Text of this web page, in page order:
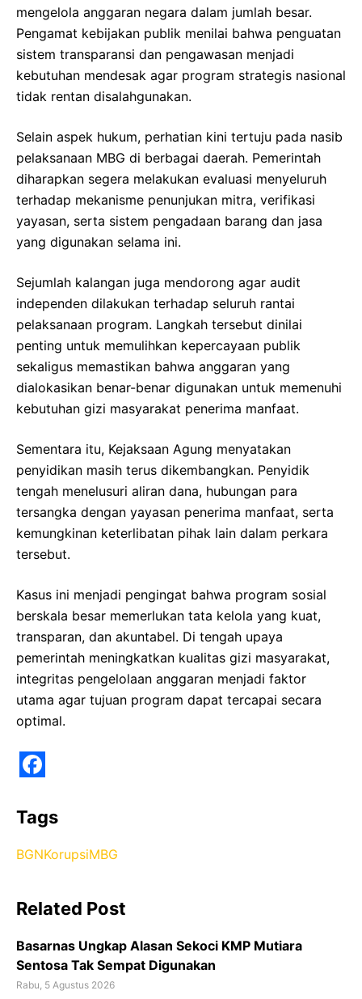
mengelola anggaran negara dalam jumlah besar.
Pengamat kebijakan publik menilai bahwa penguatan
sistem transparansi dan pengawasan menjadi
kebutuhan mendesak agar program strategis nasional
tidak rentan disalahgunakan.
Selain aspek hukum, perhatian kini tertuju pada nasib
pelaksanaan MBG di berbagai daerah. Pemerintah
diharapkan segera melakukan evaluasi menyeluruh
terhadap mekanisme penunjukan mitra, verifikasi
yayasan, serta sistem pengadaan barang dan jasa
yang digunakan selama ini.
Sejumlah kalangan juga mendorong agar audit
independen dilakukan terhadap seluruh rantai
pelaksanaan program. Langkah tersebut dinilai
penting untuk memulihkan kepercayaan publik
sekaligus memastikan bahwa anggaran yang
dialokasikan benar-benar digunakan untuk memenuhi
kebutuhan gizi masyarakat penerima manfaat.
Sementara itu, Kejaksaan Agung menyatakan
penyidikan masih terus dikembangkan. Penyidik
tengah menelusuri aliran dana, hubungan para
tersangka dengan yayasan penerima manfaat, serta
kemungkinan keterlibatan pihak lain dalam perkara
tersebut.
Kasus ini menjadi pengingat bahwa program sosial
berskala besar memerlukan tata kelola yang kuat,
transparan, dan akuntabel. Di tengah upaya
pemerintah meningkatkan kualitas gizi masyarakat,
integritas pengelolaan anggaran menjadi faktor
utama agar tujuan program dapat tercapai secara
optimal.
a
c
e
b
o
o
k
Tags
BGNKorupsiMBG
Related Post
Basarnas Ungkap Alasan Sekoci KMP Mutiara
Sentosa Tak Sempat Digunakan
Rabu, 5 Agustus 2026